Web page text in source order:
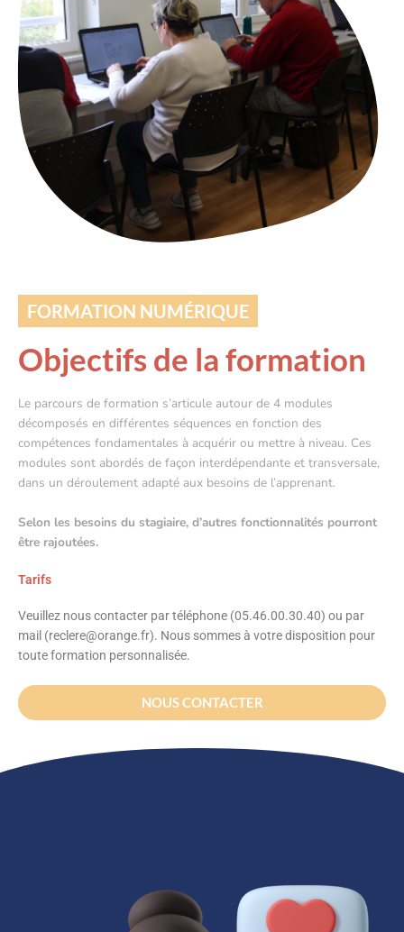
FORMATION NUMÉRIQUE
Objectifs de la formation
​Le parcours de formation s’articule autour de 4 modules
décomposés en différentes séquences en fonction des
compétences fondamentales à acquérir ou mettre à niveau. Ces
modules sont abordés de façon interdépendante et transversale,
dans un déroulement adapté aux besoins de l’apprenant.
Selon les besoins du stagiaire, d’autres fonctionnalités pourront
être rajoutées.
Tarifs
Veuillez nous contacter par téléphone (05.46.00.30.40) ou par
mail (reclere@orange.fr). Nous sommes à votre disposition pour
toute formation personnalisée.
NOUS CONTACTER